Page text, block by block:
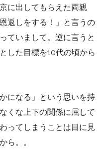
に出してもらえた両親
返しをする！」と言うの
ていまして。逆に言うと
した目標を10代の頃から
になる」という思いを持
くな上下の関係に屈して
ってしまうことは目に見
ら。。